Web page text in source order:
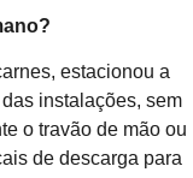
estacionou a
instalações, sem
o travão de mão ou
de descarga para